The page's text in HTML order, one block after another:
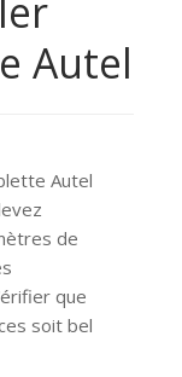
Autel
Autel
de
que
soit bel